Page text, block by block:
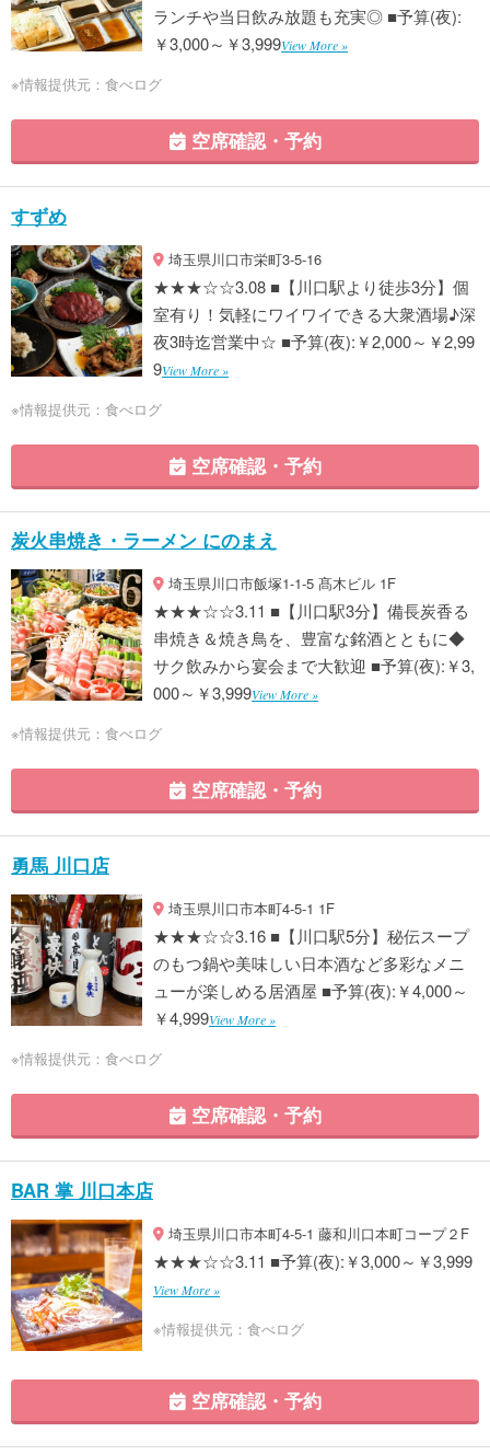
ランチや当日飲み放題も充実◎ ■予算(夜):
￥3,000～￥3,999View More »
※情報提供元：食べログ
空席確認・予約
すずめ
埼玉県川口市栄町3-5-16
★★★☆☆3.08 ■【川口駅より徒歩3分】個
室有り！気軽にワイワイできる大衆酒場♪深
夜3時迄営業中☆ ■予算(夜):￥2,000～￥2,99
9View More »
※情報提供元：食べログ
空席確認・予約
炭火串焼き・ラーメン にのまえ
埼玉県川口市飯塚1-1-5 髙木ビル 1F
★★★☆☆3.11 ■【川口駅3分】備長炭香る
串焼き＆焼き鳥を、豊富な銘酒とともに◆
サク飲みから宴会まで大歓迎 ■予算(夜):￥3,
000～￥3,999View More »
※情報提供元：食べログ
空席確認・予約
勇馬 川口店
埼玉県川口市本町4-5-1 1F
★★★☆☆3.16 ■【川口駅5分】秘伝スープ
のもつ鍋や美味しい日本酒など多彩なメニ
ューが楽しめる居酒屋 ■予算(夜):￥4,000～
￥4,999View More »
※情報提供元：食べログ
空席確認・予約
BAR 掌 川口本店
埼玉県川口市本町4-5-1 藤和川口本町コープ２F
★★★☆☆3.11 ■予算(夜):￥3,000～￥3,999
View More »
※情報提供元：食べログ
空席確認・予約